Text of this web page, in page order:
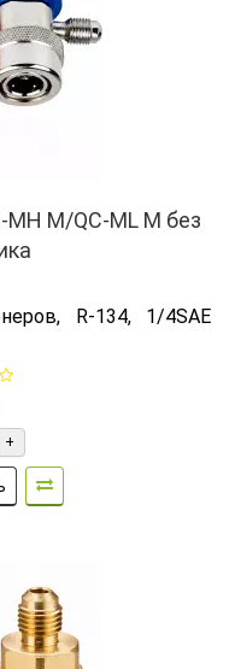
M/QC-ML M без
R-134, 1/4SAE
+